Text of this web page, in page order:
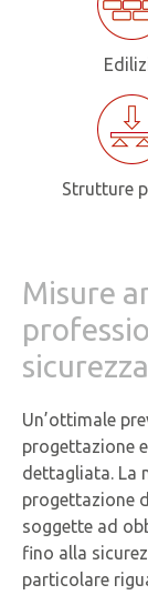
Strutture
Misure
sicurezza
Un’ottimale
progettazione
dettagliata. La
progettazione
soggette ad
fino alla
particolare